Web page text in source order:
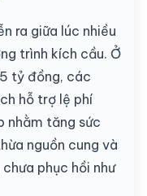
ra giữa lúc nhiều
trình kích cầu. Ở
tỷ đồng, các
hỗ trợ lệ phí
nhằm tăng sức
nguồn cung và
phục hồi như